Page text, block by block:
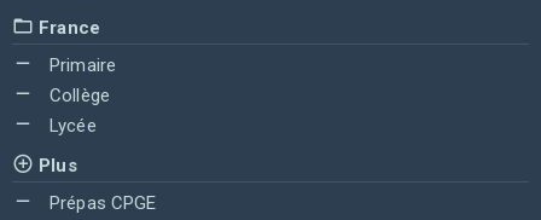
France
Primaire
Collège
Lycée
Plus
Prépas CPGE